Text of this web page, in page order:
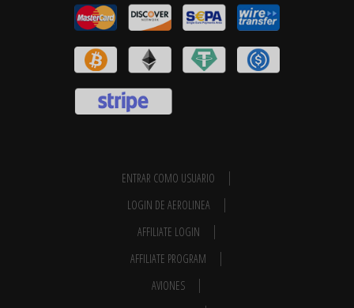
ENTRAR COMO USUARIO
LOGIN DE AEROLINEA
AFFILIATE LOGIN
AFFILIATE PROGRAM
AVIONES